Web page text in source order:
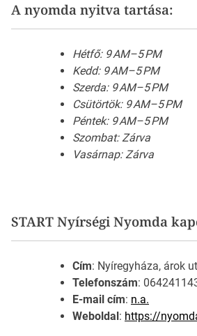
A nyomda nyitva tartása:
Hétfő: 9 AM–5 PM
Kedd: 9 AM–5 PM
Szerda: 9 AM–5 PM
Csütörtök: 9 AM–5 PM
Péntek: 9 AM–5 PM
Szombat: Zárva
Vasárnap: Zárva
START Nyírségi Nyomda
Cím: Nyíregyháza, árok
Telefonszám:
E-mail cím: n.a.
Weboldal : https://